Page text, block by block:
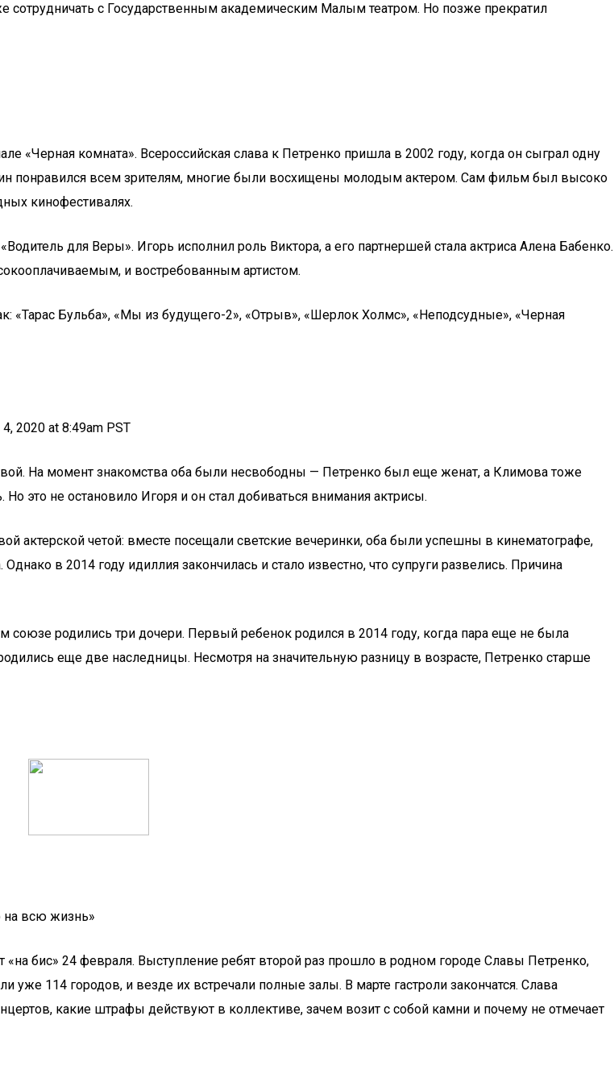
сотрудничать с Государственным академическим Малым театром. Но позже прекратил
«Черная комната». Всероссийская слава к Петренко пришла в 2002 году, когда он сыграл одну
понравился всем зрителям, многие были восхищены молодым актером. Сам фильм был высоко
кинофестивалях.
для Веры». Игорь исполнил роль Виктора, а его партнершей стала актриса Алена Бабенко.
и востребованным артистом.
«Тарас Бульба», «Мы из будущего-2», «Отрыв», «Шерлок Холмс», «Неподсудные», «Черная
2020 at 8:49am PST
На момент знакомства оба были несвободны — Петренко был еще женат, а Климова тоже
не остановило Игоря и он стал добиваться внимания актрисы.
актерской четой: вместе посещали светские вечеринки, оба были успешны в кинематографе,
в 2014 году идиллия закончилась и стало известно, что супруги развелись. Причина
союзе родились три дочери. Первый ребенок родился в 2014 году, когда пара еще не была
еще две наследницы. Несмотря на значительную разницу в возрасте, Петренко старше
на всю жизнь»
бис» 24 февраля. Выступление ребят второй раз прошло в родном городе Славы Петренко,
уже 114 городов, и везде их встречали полные залы. В марте гастроли закончатся. Слава
какие штрафы действуют в коллективе, зачем возит с собой камни и почему не отмечает